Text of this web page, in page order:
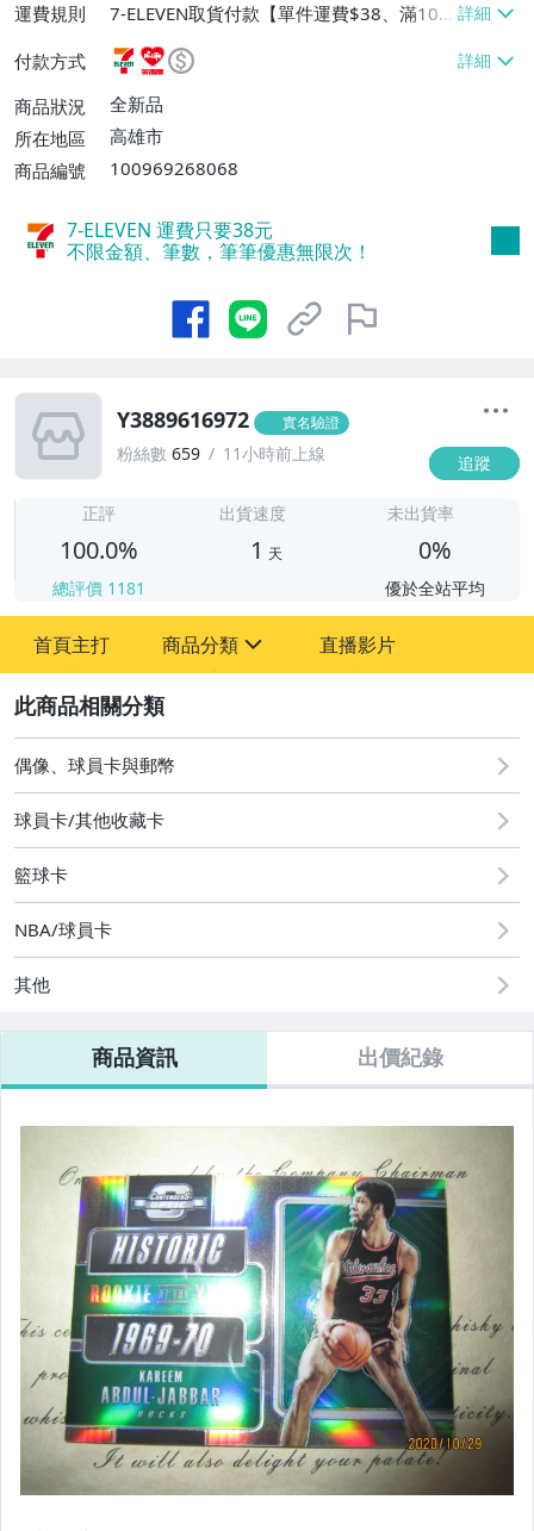
運費規則
7-ELEVEN取貨付款【單件運費$38、滿100
件或消費滿$1000000免運費】、7-ELEVEN
取貨不付款【單件運費$38】、萊爾富取貨
付款【單件運費$60、滿50件或消費滿$30
0000免運費】、郵局掛號【單件運費$50、
付款方式
商品狀況
全新品
所在地區
高雄市
商品編號
100969268068
7-ELEVEN 運費只要38元
不限金額、筆數，筆筆優惠無限次！
Y3889616972 實名驗證
粉絲數 659 11小時前上線 追蹤
正評
100.0%
總評價 1181
出貨速度
1 天
未出貨率
0%
優於全站平均
首頁主打 商品分類
偶像、球員卡與郵幣
直播影片
偶像、球員卡與郵幣
球員卡/其他收藏卡
籃球卡
NBA/球員卡
其他
商品資訊 出價紀錄